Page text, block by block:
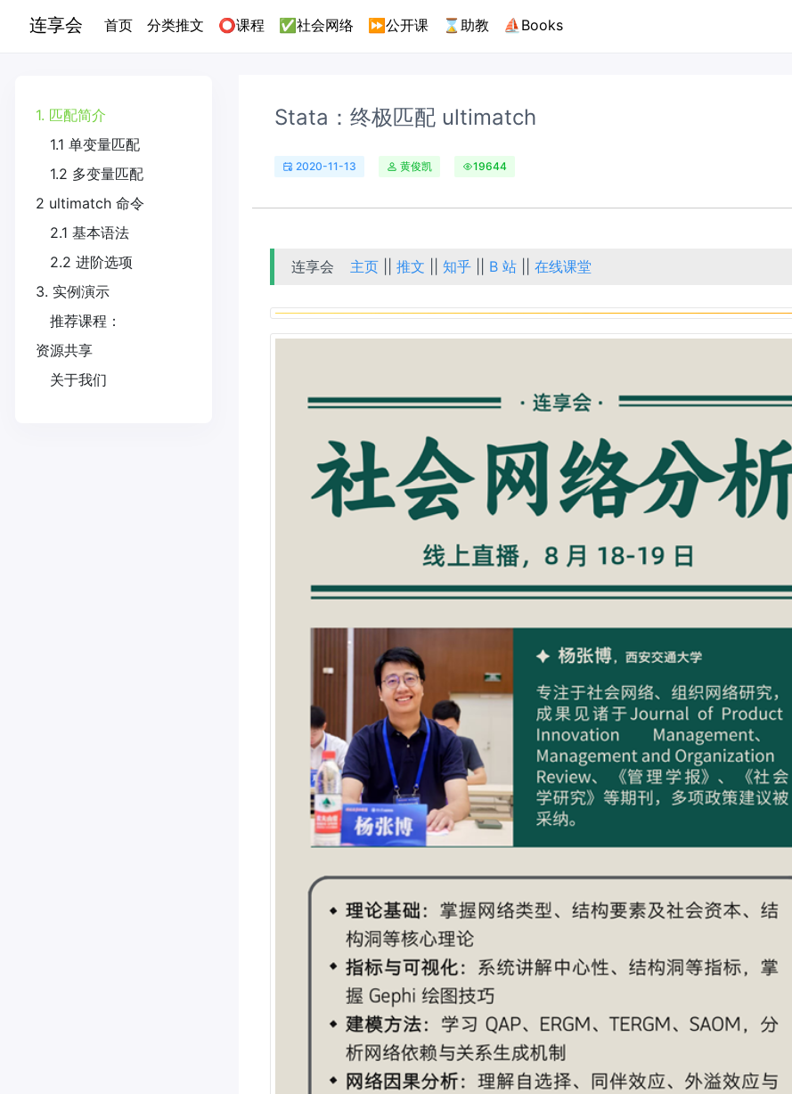
连享会 首页(current)
分类推文 ⭕课程 ✅社会网络 ⏩公开课 ⌛助教 ⛵Books
1. 匹配简介
1.1 单变量匹配
1.2 多变量匹配
2 ultimatch 命令
2.1 基本语法
2.2 进阶选项
3. 实例演示
推荐课程：
资源共享
关于我们
Stata：终极匹配 ultimatch
2020-11-13 黄俊凯 19644
连享会 主页 ||推文 ||知乎 B 站 ||在线课堂